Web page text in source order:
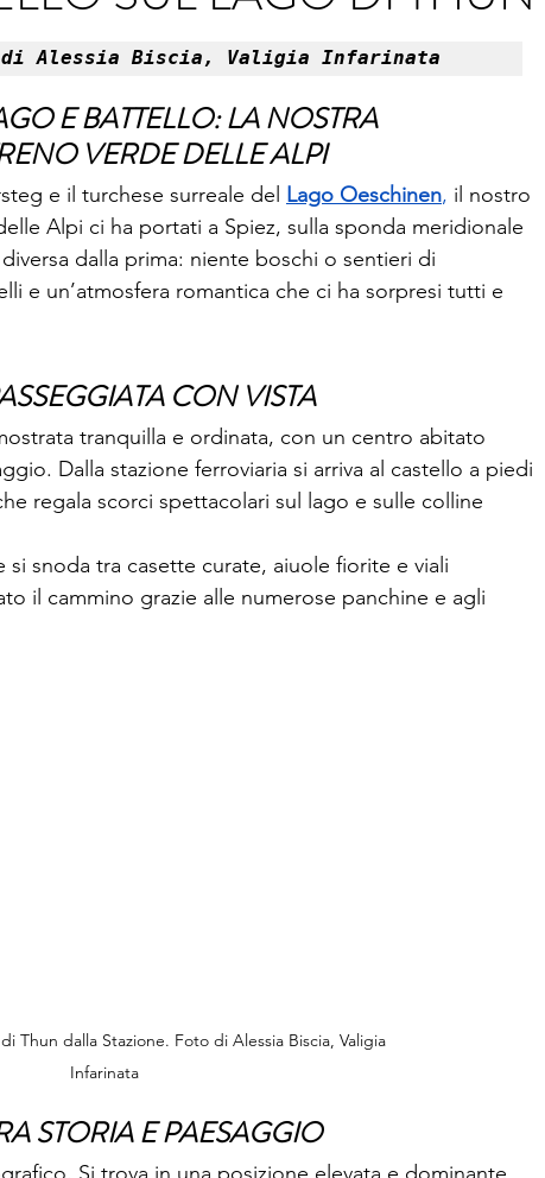
Veneto
di Alessia Biscia, Valigia Infarinata
E BATTELLO: LA NOSTRA
VERDE DELLE ALPI
e il turchese surreale del Lago Oeschinen, il nostro
Alpi ci ha portati a Spiez, sulla sponda meridionale
dalla prima: niente boschi o sentieri di
e un’atmosfera romantica che ci ha sorpresi tutti e
CON VISTA
tranquilla e ordinata, con un centro abitato
Dalla stazione ferroviaria si arriva al castello a piedi
regala scorci spettacolari sul lago e sulle colline
si snoda tra casette curate, aiuole fiorite e viali
il cammino grazie alle numerose panchine e agli
Thun dalla Stazione. Foto di Alessia Biscia, Valigia
Infarinata
STORIA E PAESAGGIO